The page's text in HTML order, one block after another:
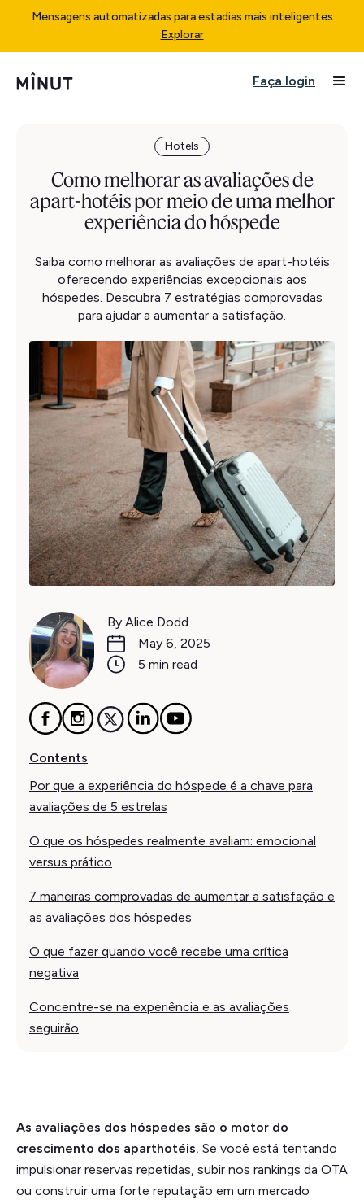
Mensagens automatizadas para estadias mais inteligentes
Explorar
Faça login
Hotels
Como melhorar as avaliações de
apart-hotéis por meio de uma melhor
experiência do hóspede
Saiba como melhorar as avaliações de apart-hotéis
oferecendo experiências excepcionais aos
hóspedes. Descubra 7 estratégias comprovadas
para ajudar a aumentar a satisfação.
By Alice Dodd
May 6, 2025
5 min read
Contents
Por que a experiência do hóspede é a chave para
avaliações de 5 estrelas
O que os hóspedes realmente avaliam: emocional
versus prático
7 maneiras comprovadas de aumentar a satisfação e
as avaliações dos hóspedes
O que fazer quando você recebe uma crítica
negativa
Concentre-se na experiência e as avaliações
seguirão
As avaliações dos hóspedes são o motor do
crescimento dos aparthotéis. Se você está tentando
impulsionar reservas repetidas, subir nos rankings da OTA
ou construir uma forte reputação em um mercado